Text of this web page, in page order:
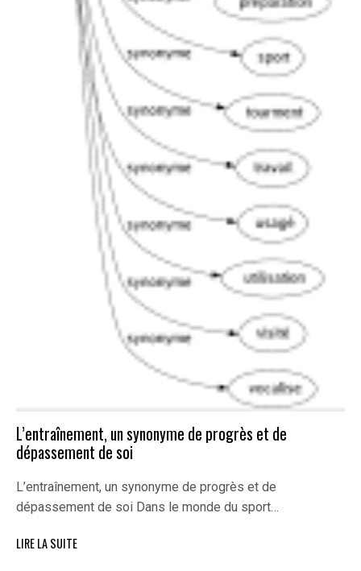
L’entraînement, un synonyme de progrès et de
dépassement de soi
L’entraînement, un synonyme de progrès et de
dépassement de soi Dans le monde du sport…
LIRE LA SUITE